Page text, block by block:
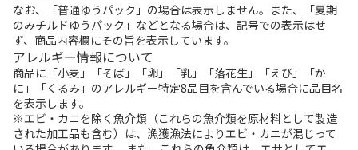
なお、「普通ゆうパック」の場合は表示しません。また、「夏期
のみチルドゆうパック」などとなる場合は、記号での表示はせ
ず、商品内容欄にその旨を表示しています。
アレルギー情報について
商品に「小麦」「そば」「卵」「乳」「落花生」「えび」「か
に」「くるみ」のアレルギー特定8品目を含んでいる場合に品目名
を表示します。
※エビ・カニを除く魚介類（これらの魚介類を原材料として製造
された加工品も含む）は、漁獲漁法によりエビ・カニが混じって